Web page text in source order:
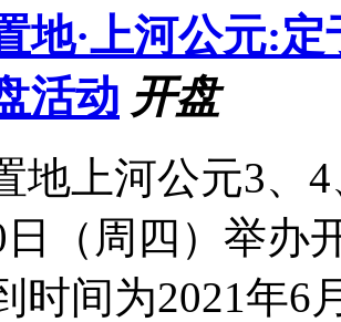
地·上河公元:
活动 开盘
地上河公元3、
日（周四）举办
时间为2021年6